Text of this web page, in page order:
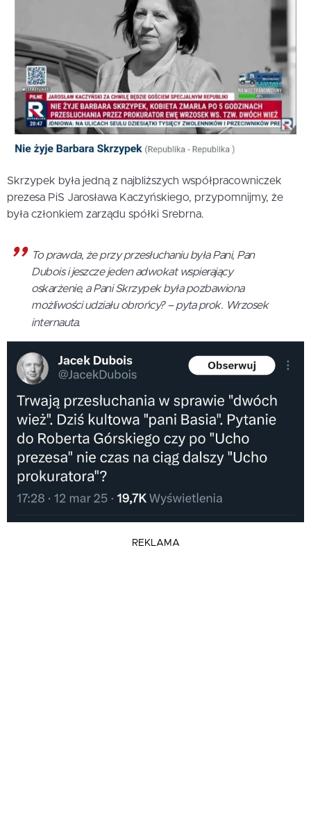
Skrzypek była jedną z najbliższych współpracowniczek
prezesa PiS Jarosława Kaczyńskiego, przypomnijmy, że
była członkiem zarządu spółki Srebrna.
To prawda, że przy przesłuchaniu była Pani, Pan
Dubois i jeszcze jeden adwokat wspierający
oskarżenie, a Pani Skrzypek była pozbawiona
możliwości udziału obrońcy? – pyta prok. Wrzosek
internauta.
REKLAMA